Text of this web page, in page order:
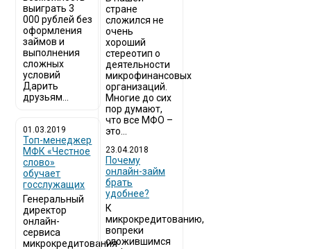
выиграть 3
000 рублей без
оформления
займов и
выполнения
сложных
условий
Дарить
друзьям...
01.03.2019
Топ-менеджер
МФК «Честное
слово»
обучает
госслужащих
Генеральный
директор
онлайн-
сервиса
микрокредитования
стране
сложился не
очень
хороший
стереотип о
деятельности
микрофинансовых
организаций.
Многие до сих
пор думают,
что все МФО –
это...
23.04.2018
Почему
онлайн-займ
брать
удобнее?
К
микрокредитованию,
вопреки
сложившимся